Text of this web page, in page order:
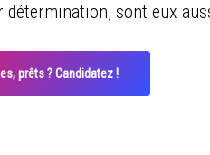
détermination, sont eux
prêts ? Candidatez !